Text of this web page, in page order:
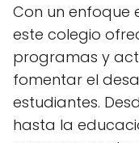
Con un enfoque
este colegio
programas y
fomentar el
estudiantes.
hasta la